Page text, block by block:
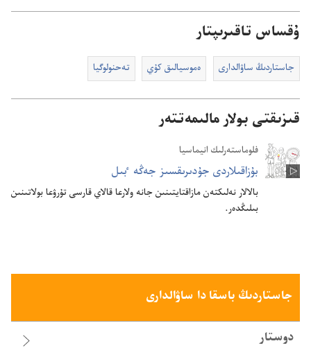
ۇقساس تاقىرىپتار
جاستاردىڭ ساۋالدارى ە‌موسيالىق كۇ‌ي تە‌حنولوگيا
قىزىقتى بولار مالىمەتتەر
فلوماستە‌رلىك انيماسيا
بۇ‌زاقىلاردى جۇ‌دىرىقسىز جە‌ڭە ٴ‌بىل
بالالار نە‌لىكتە‌ن مازاقتايتىنىن جانە ولارعا قالاي قارسى تۇ‌رۋعا بولاتىنىن
بىلىڭدە‌ر.‏
جاستاردىڭ باسقا دا ساۋالدارى
دوستار